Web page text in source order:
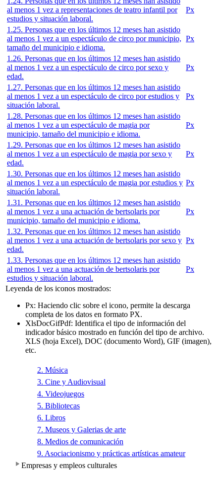
al menos 1 vez a representaciones de teatro infantil por
estudios y situación laboral.
Px
1.25. Personas que en los últimos 12 meses han asistido
al menos 1 vez a un espectáculo de circo por municipio,
tamaño del municipio e idioma.
Px
1.26. Personas que en los últimos 12 meses han asistido
al menos 1 vez a un espectáculo de circo por sexo y
edad.
Px
1.27. Personas que en los últimos 12 meses han asistido
al menos 1 vez a un espectáculo de circo por estudios y
situación laboral.
Px
1.28. Personas que en los últimos 12 meses han asistido
al menos 1 vez a un espectáculo de magia por
municipio, tamaño del municipio e idioma.
Px
1.29. Personas que en los últimos 12 meses han asistido
al menos 1 vez a un espectáculo de magia por sexo y
edad.
Px
1.30. Personas que en los últimos 12 meses han asistido
al menos 1 vez a un espectáculo de magia por estudios y
situación laboral.
Px
1.31. Personas que en los últimos 12 meses han asistido
al menos 1 vez a una actuación de bertsolaris por
municipio, tamaño del municipio e idioma.
Px
1.32. Personas que en los últimos 12 meses han asistido
al menos 1 vez a una actuación de bertsolaris por sexo y
edad.
Px
1.33. Personas que en los últimos 12 meses han asistido
al menos 1 vez a una actuación de bertsolaris por
estudios y situación laboral.
Px
Leyenda de los iconos mostrados:
Px: Haciendo clic sobre el icono, permite la descarga
completa de los datos en formato PX.
XlsDocGifPdf: Identifica el tipo de información del
indicador básico mostrado en función del tipo de archivo.
XLS (hoja Excel), DOC (documento Word), GIF (imagen),
etc.
2. Música
3. Cine y Audiovisual
4. Videojuegos
5. Bibliotecas
6. Libros
7. Museos y Galerias de arte
8. Medios de comunicación
9. Asociacionismo y prácticas artísticas amateur
Empresas y empleos culturales